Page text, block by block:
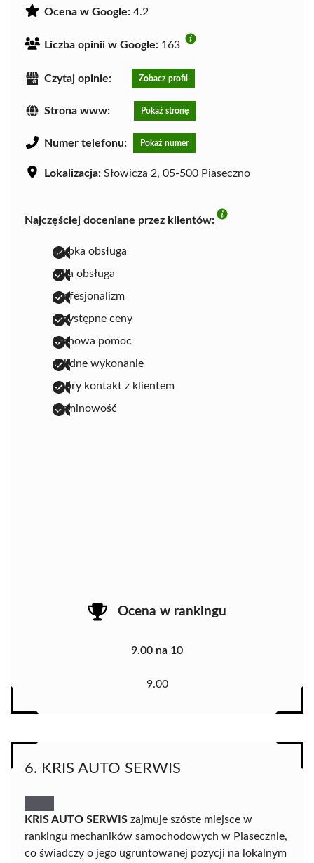
Ocena w Google: 4.2
Liczba opinii w Google: 163
Czytaj opinie: Zobacz profil
Strona www: Pokaż stronę
Numer telefonu: Pokaż numer
Lokalizacja: Słowicza 2, 05-500 Piaseczno
Najczęściej doceniane przez klientów:
szybka obsługa
miła obsługa
profesjonalizm
przystępne ceny
fachowa pomoc
solidne wykonanie
dobry kontakt z klientem
terminowość
Ocena w rankingu
9.00 na 10
9.00
6. KRIS AUTO SERWIS
KRIS AUTO SERWIS zajmuje szóste miejsce w
rankingu mechaników samochodowych w Piasecznie,
co świadczy o jego ugruntowanej pozycji na lokalnym